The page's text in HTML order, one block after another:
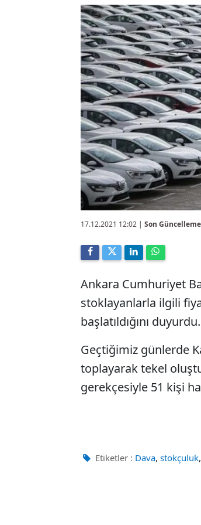
17.12.2021 12:02 | Son
Ankara Cumhuriyet
stoklayanlarla ilgili
başlatıldığını duyurdu.
Geçtiğimiz günlerde
toplayarak tekel
gerekçesiyle 51 kişi
Etiketler : Dava, stokçuluk,